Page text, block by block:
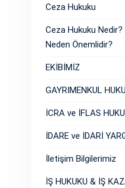
Ceza Hukuku
Ceza Hukuku Nedir?
Neden Önemlidir?
EKİBİMİZ
GAYRIMENKUL
İCRA ve İFLAS
İDARE ve İDARİ
İletişim Bilgilerimiz
İŞ HUKUKU & İŞ